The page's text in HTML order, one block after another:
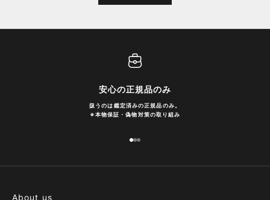
安心の正規品のみ
扱うのは鑑定済みの正規品のみ。
※本物保証・偽物対策の取り組み
I18n Error: Missing interpolation
I18n Error: Missing interpolation
I18n Error: Missing interpolation
About us